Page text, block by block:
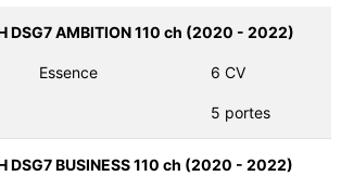
DSG7 AMBITION 110 ch (2020 - 2022)
Essence 6 CV
5 portes
DSG7 BUSINESS 110 ch (2020 - 2022)